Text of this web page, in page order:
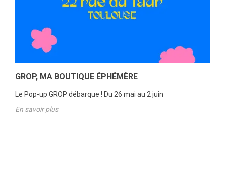
GROP, MA BOUTIQUE ÉPHÉMÈRE
Le Pop-up GROP débarque ! Du 26 mai au 2 juin
En savoir plus